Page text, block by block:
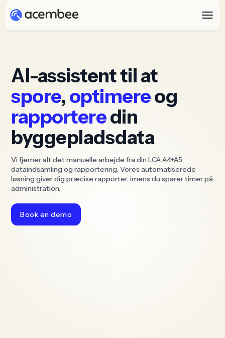
AI-assistent til at
spore,optimereog
rapporteredin
byggepladsdata
Vi fjerner alt det manuelle arbejde fra din LCA A4+A5
dataindsamling og rapportering. Vores automatiserede
løsning giver dig præcise rapporter, imens du sparer timer på
administration.
Book en demo